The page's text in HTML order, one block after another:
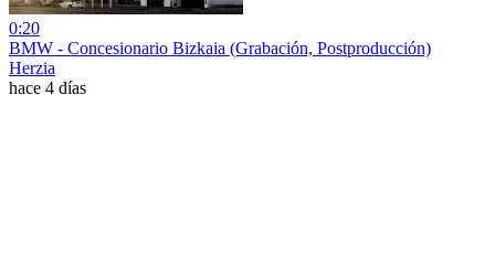
0:20
BMW - Concesionario Bizkaia (Grabación, Postproducción)
Herzia
hace 4 días